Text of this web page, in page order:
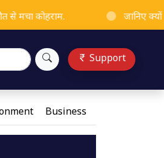
जानिए क्यों मनाया
Support
Business